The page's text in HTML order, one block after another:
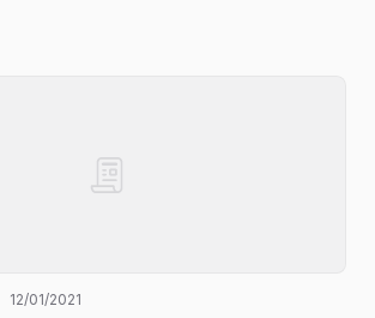
12/01/2021